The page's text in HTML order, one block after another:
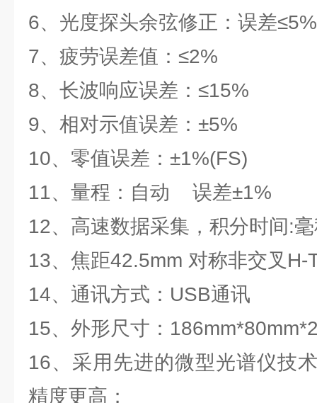
6、光度探头余弦修正：误差
7、疲劳误差值：≤2%
8、长波响应误差：≤15%
9、相对示值误差：±5%
10、零值误差：±1%(FS)
11、量程：自动 误差±1%
12、高速数据采集，积分时间:
13、焦距42.5mm 对称非交叉H-
14、通讯方式：USB通讯
15、外形尺寸：
16、采用先进的微型光谱仪技
精度更高；